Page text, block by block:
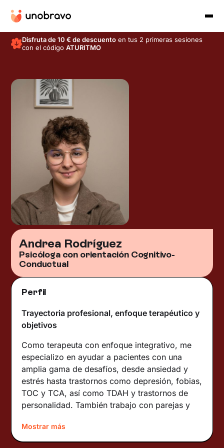
Disfruta de 10 € de descuento en tus 2 primeras sesiones
con el códigoATURITMO
Andrea Rodríguez
Psicóloga con orientación Cognitivo-
Conductual
Perfil
Trayectoria profesional, enfoque terapéutico y
objetivos
Como terapeuta con enfoque integrativo, me
especializo en ayudar a pacientes con una
amplia gama de desafíos, desde ansiedad y
estrés hasta trastornos como depresión, fobias,
TOC y TCA, así como TDAH y trastornos de
personalidad. También trabajo con parejas y
comunicación y conflictos. Utilizo una variedad
detécnicaspara adaptarme a las necesidades
Mostrar más